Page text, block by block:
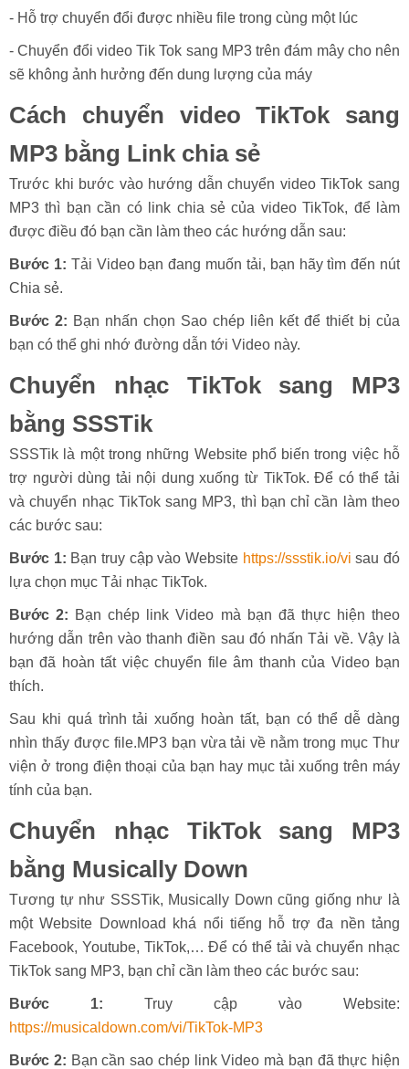
- Hỗ trợ chuyển đổi được nhiều file trong cùng một lúc
- Chuyển đổi video Tik Tok sang MP3 trên đám mây cho nên
sẽ không ảnh hưởng đến dung lượng của máy
Cách chuyển video TikTok sang
MP3 bằng Link chia sẻ
Trước khi bước vào hướng dẫn chuyển video TikTok sang
MP3 thì bạn cần có link chia sẻ của video TikTok, để làm
được điều đó bạn cần làm theo các hướng dẫn sau:
Bước 1: Tải Video bạn đang muốn tải, bạn hãy tìm đến nút
Chia sẻ.
Bước 2: Bạn nhấn chọn Sao chép liên kết để thiết bị của
bạn có thể ghi nhớ đường dẫn tới Video này.
Chuyển nhạc TikTok sang MP3
bằng SSSTik
SSSTik là một trong những Website phổ biến trong việc hỗ
trợ người dùng tải nội dung xuống từ TikTok. Để có thể tải
và chuyển nhạc TikTok sang MP3, thì bạn chỉ cần làm theo
các bước sau:
Bước 1: Bạn truy cập vào Website https://ssstik.io/vi sau đó
lựa chọn mục Tải nhạc TikTok.
Bước 2: Bạn chép link Video mà bạn đã thực hiện theo
hướng dẫn trên vào thanh điền sau đó nhấn Tải về. Vậy là
bạn đã hoàn tất việc chuyển file âm thanh của Video bạn
thích.
Sau khi quá trình tải xuống hoàn tất, bạn có thể dễ dàng
nhìn thấy được file.MP3 bạn vừa tải về nằm trong mục Thư
viện ở trong điện thoại của bạn hay mục tải xuống trên máy
tính của bạn.
Chuyển nhạc TikTok sang MP3
bằng Musically Down
Tương tự như SSSTik, Musically Down cũng giống như là
một Website Download khá nổi tiếng hỗ trợ đa nền tảng
Facebook, Youtube, TikTok,… Để có thể tải và chuyển nhạc
TikTok sang MP3, bạn chỉ cần làm theo các bước sau:
Bước 1: Truy cập vào Website:
https://musicaldown.com/vi/TikTok-MP3
Bước 2: Bạn cần sao chép link Video mà bạn đã thực hiện